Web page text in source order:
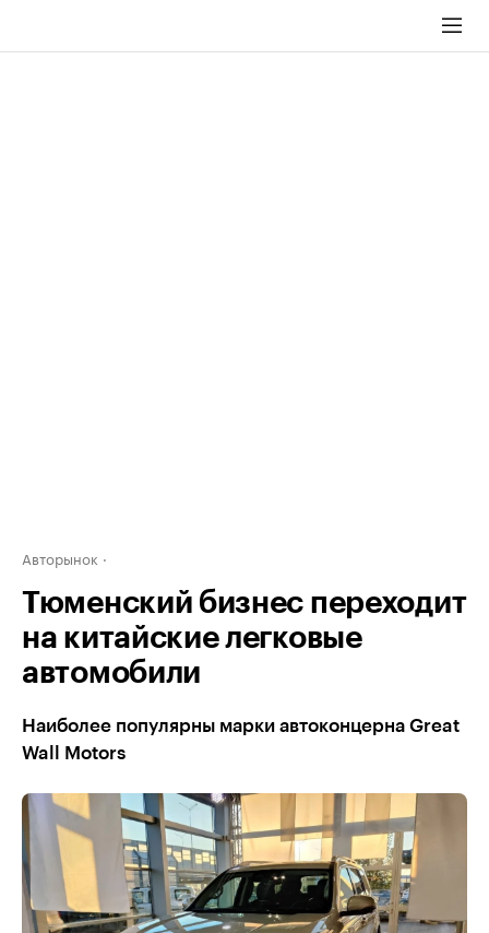
Авторынок
Тюменский бизнес переходит
на китайские легковые
автомобили
Наиболее популярны марки автоконцерна Great
Wall Motors